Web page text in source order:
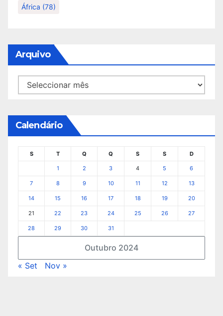
África (78)
Arquivo
Arquivo
Calendário
Outubro 2024
S T Q Q S S D
1 2 3 4 5 6
7 8 9 10 11 12 13
14 15 16 17 18 19 20
21 22 23 24 25 26 27
28 29 30 31
« Set Nov »